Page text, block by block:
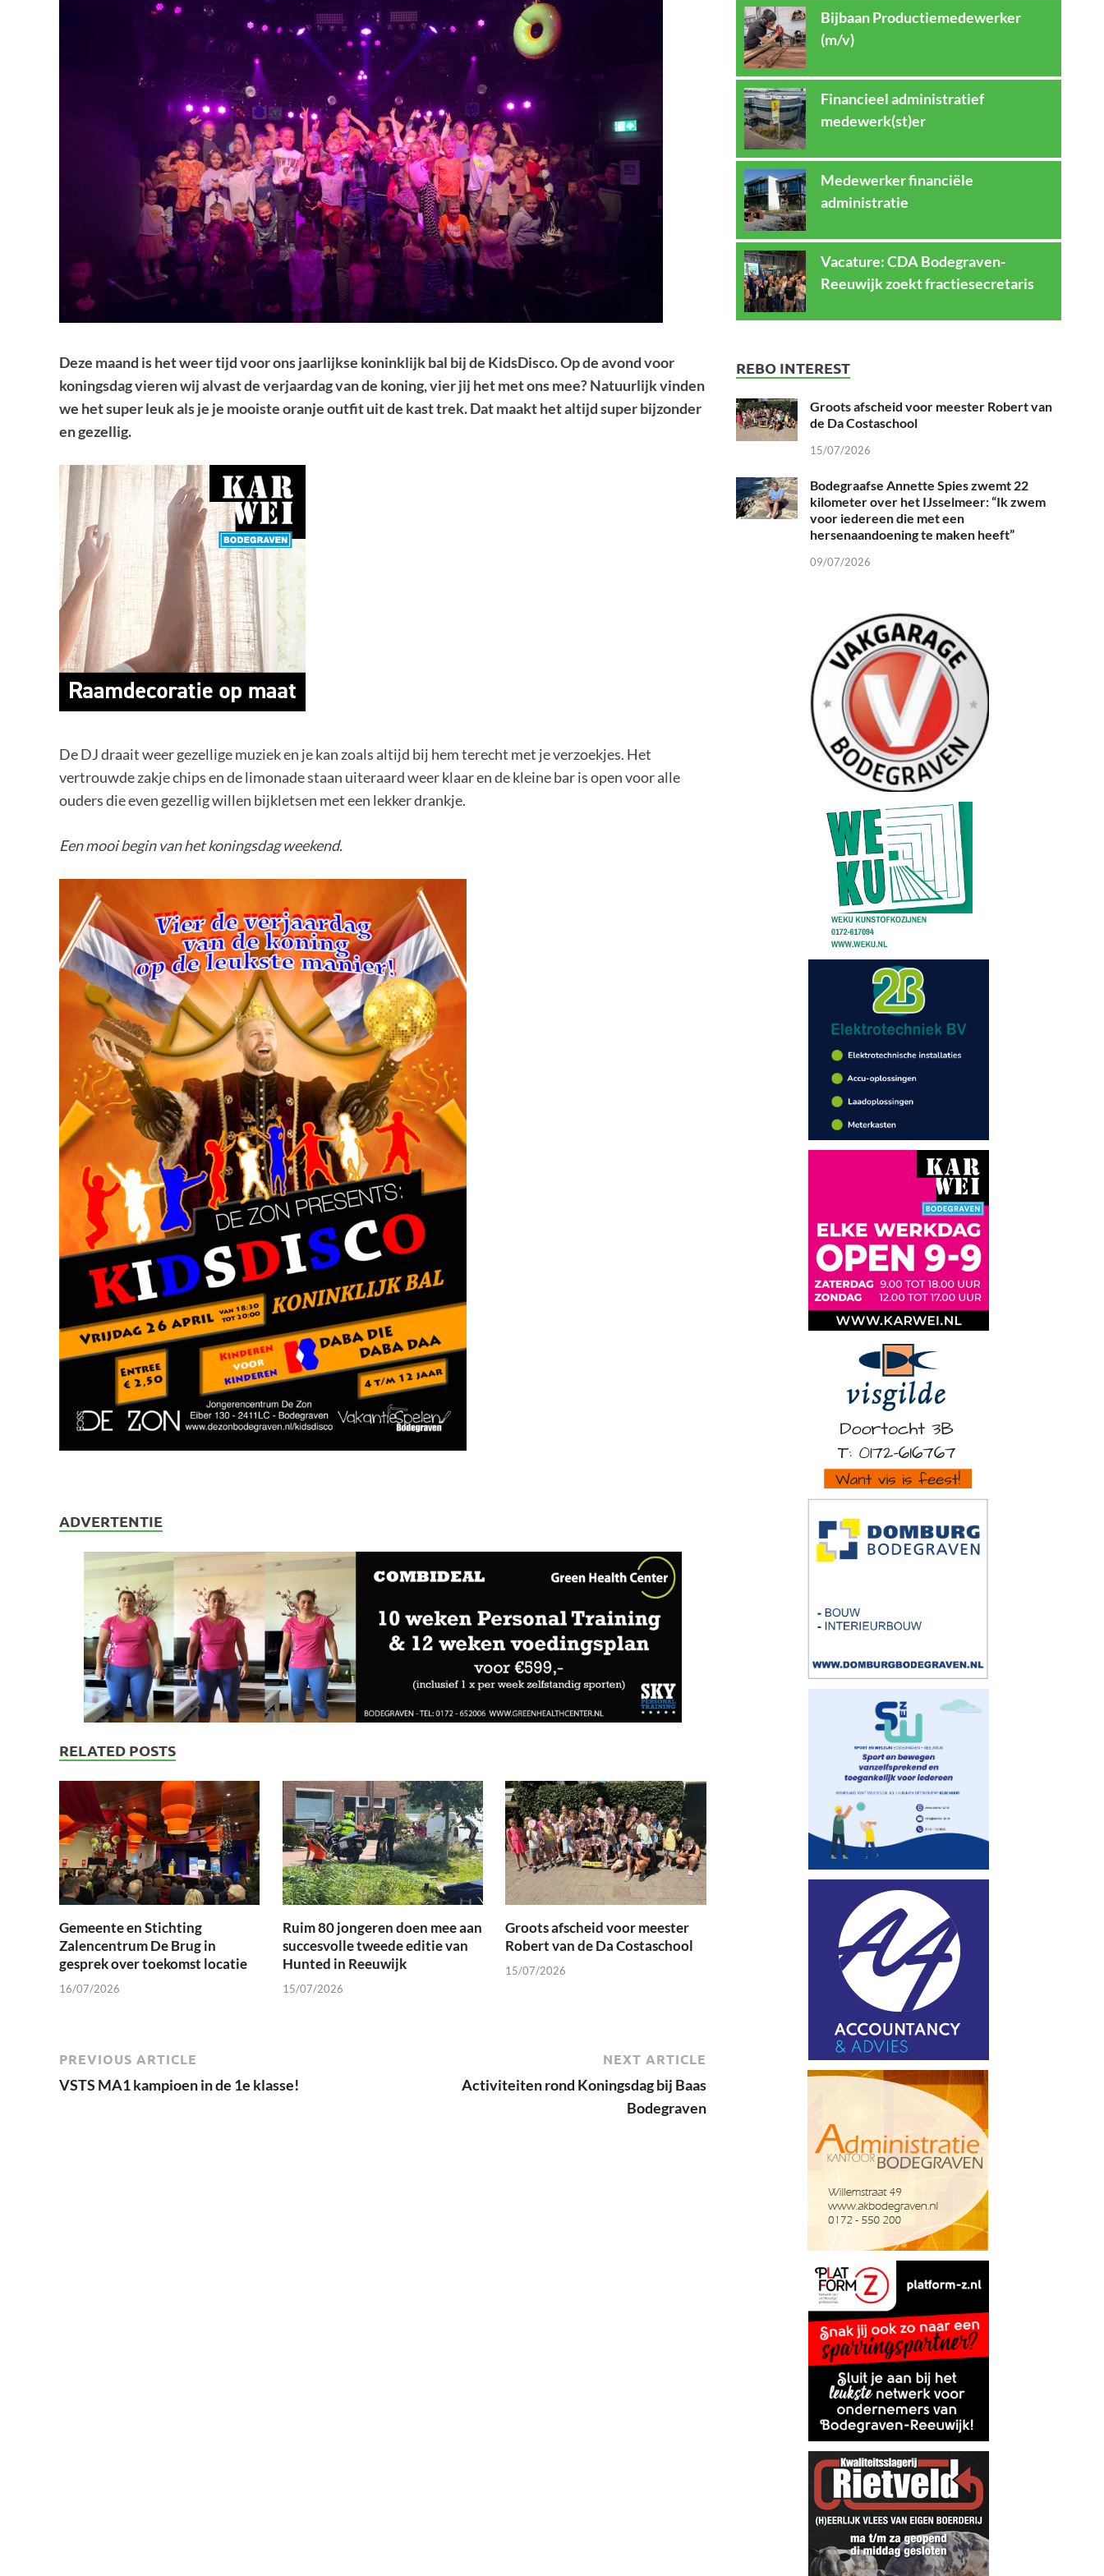
Deze maand is het weer tijd voor ons jaarlijkse koninklijk bal bij de KidsDisco. Op de avond voor
koningsdag vieren wij alvast de verjaardag van de koning, vier jij het met ons mee? Natuurlijk vinden
we het super leuk als je je mooiste oranje outfit uit de kast trek. Dat maakt het altijd super bijzonder
en gezellig.
De DJ draait weer gezellige muziek en je kan zoals altijd bij hem terecht met je verzoekjes. Het
vertrouwde zakje chips en de limonade staan uiteraard weer klaar en de kleine bar is open voor alle
ouders die even gezellig willen bijkletsen met een lekker drankje.
Een mooi begin van het koningsdag weekend.
ADVERTENTIE
RELATED POSTS
Gemeente en Stichting
Zalencentrum De Brug in
gesprek over toekomst locatie
16/07/2026
Ruim 80 jongeren doen mee aan
succesvolle tweede editie van
Hunted in Reeuwijk
15/07/2026
Groots afscheid voor meester
Robert van de Da Costaschool
15/07/2026
PREVIOUS ARTICLE
VSTS MA1 kampioen in de 1e klasse!
NEXT ARTICLE
Activiteiten rond Koningsdag bij Baas
Bodegraven
Bijbaan Productiemedewerker
(m/v)
Financieel administratief
medewerk(st)er
Medewerker financiële
administratie
Vacature: CDA Bodegraven-
Reeuwijk zoekt fractiesecretaris
REBO INTEREST
Groots afscheid voor meester Robert van
de Da Costaschool
15/07/2026
Bodegraafse Annette Spies zwemt 22
kilometer over het IJsselmeer: “Ik zwem
voor iedereen die met een
hersenaandoening te maken heeft”
09/07/2026